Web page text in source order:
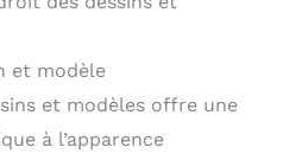
et modèle
et modèles offre une
à l’apparence